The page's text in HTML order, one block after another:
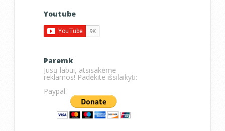
Youtube
Paremk
Jūsų labui, atsisakėme
reklamos! Padėkite išsilaikyti:
Paypal: